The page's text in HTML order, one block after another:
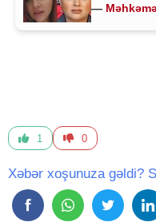
—
1 0
Xəbər xoşunuza gəldi?